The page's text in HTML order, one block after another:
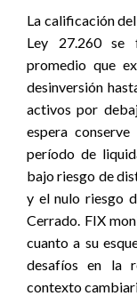
La calificación
Ley 27.260 se
promedio que
desinversión
activos por
espera
período de
bajo riesgo de
y el nulo riesgo
Cerrado. FIX
cuanto a su
desafíos en la
contexto